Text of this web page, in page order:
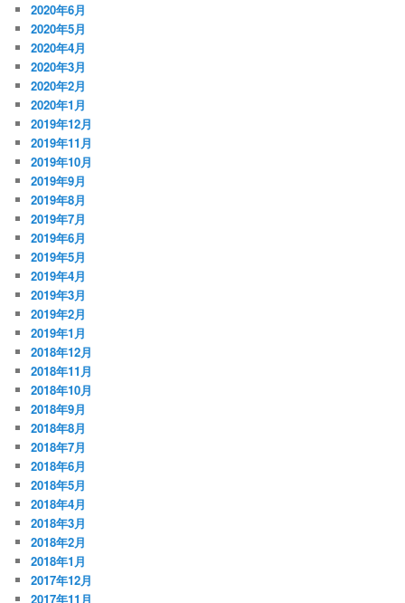
2020年6月
2020年5月
2020年4月
2020年3月
2020年2月
2020年1月
2019年12月
2019年11月
2019年10月
2019年9月
2019年8月
2019年7月
2019年6月
2019年5月
2019年4月
2019年3月
2019年2月
2019年1月
2018年12月
2018年11月
2018年10月
2018年9月
2018年8月
2018年7月
2018年6月
2018年5月
2018年4月
2018年3月
2018年2月
2018年1月
2017年12月
2017年11月